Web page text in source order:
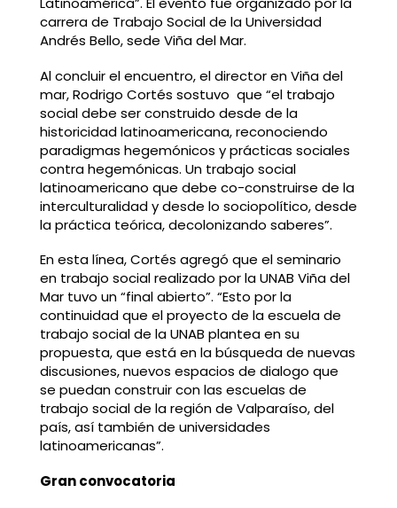
carrera de Trabajo Social de la Universidad
Andrés Bello, sede Viña del Mar.
Al concluir el encuentro, el director en Viña del
mar, Rodrigo Cortés sostuvo que “el trabajo
social debe ser construido desde de la
historicidad latinoamericana, reconociendo
paradigmas hegemónicos y prácticas sociales
contra hegemónicas. Un trabajo social
latinoamericano que debe co-construirse de la
interculturalidad y desde lo sociopolítico, desde
la práctica teórica, decolonizando saberes”.
En esta línea, Cortés agregó que el seminario
en trabajo social realizado por la UNAB Viña del
Mar tuvo un “final abierto”. “Esto por la
continuidad que el proyecto de la escuela de
trabajo social de la UNAB plantea en su
propuesta, que está en la búsqueda de nuevas
discusiones, nuevos espacios de dialogo que
se puedan construir con las escuelas de
trabajo social de la región de Valparaíso, del
país, así también de universidades
latinoamericanas”.
Gran convocatoria